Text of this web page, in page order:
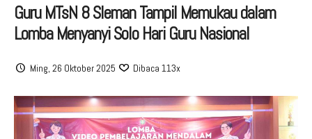
Struktur Organisasi
Guru dan Tenaga Kependidikan
Sarana Prasarana
Kalender Akademik TP. 2024/2025
Jadwal Pembelajaran TP. 2024/2025
Media Pembelajaran
Video Edukasi
Foto
Video
E-Learning Madrasah
Rapor Digital Madrasah
PMBM
Informasi PMBM
Peringkat PMBM
Perpustakaan Madyadesta
Pojok Literasi
Buku Digital Guru
Zona Integritas
Aduan Masyarakat
Pelayanan Informasi
Guru MTsN 8 Sleman Tampil Memukau dalam
Lomba Menyanyi Solo Hari Guru Nasional
Ming, 26 Oktober 2025 Dibaca 113x